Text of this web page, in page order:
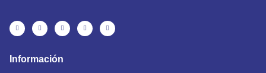
Información